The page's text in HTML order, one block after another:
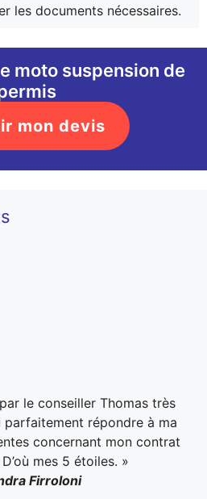
les documents nécessaires.
moto suspension de
mon devis
le conseiller Thomas très
parfaitement répondre à ma
concernant mon contrat
D’où mes 5 étoiles. »
Firroloni